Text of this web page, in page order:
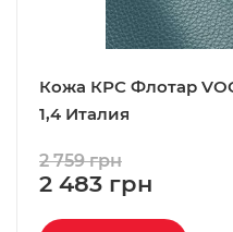
Кожа КРС Флотар
1,4 Италия
2 483 грн
2 759 грн